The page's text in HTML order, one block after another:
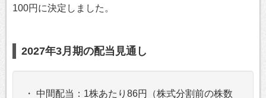
100円に決定しました。
2027年3月期の配当見通し
・ 中間配当：1株あたり86円（株式分割前の株数